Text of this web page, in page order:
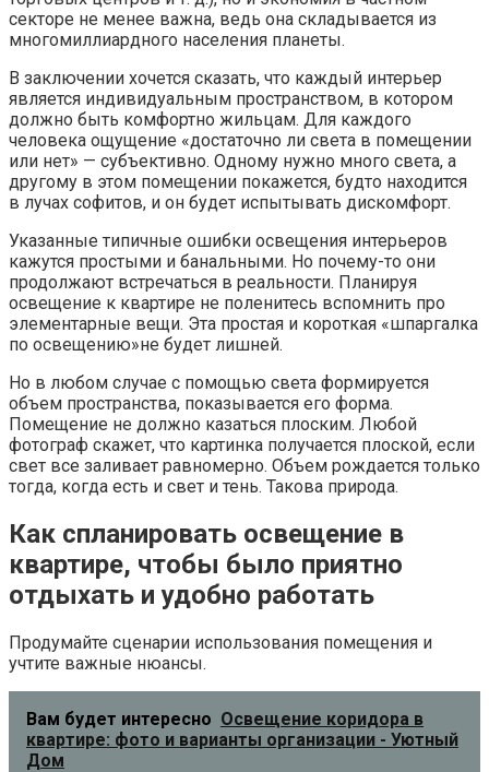
секторе не менее важна, ведь она складывается из
многомиллиардного населения планеты.
В заключении хочется сказать, что каждый интерьер
является индивидуальным пространством, в котором
должно быть комфортно жильцам. Для каждого
человека ощущение «достаточно ли света в помещении
или нет» — субъективно. Одному нужно много света, а
другому в этом помещении покажется, будто находится
в лучах софитов, и он будет испытывать дискомфорт.
Указанные типичные ошибки освещения интерьеров
кажутся простыми и банальными. Но почему-то они
продолжают встречаться в реальности. Планируя
освещение к квартире не поленитесь вспомнить про
элементарные вещи. Эта простая и короткая «шпаргалка
по освещению»не будет лишней.
Но в любом случае с помощью света формируется
объем пространства, показывается его форма.
Помещение не должно казаться плоским. Любой
фотограф скажет, что картинка получается плоской, если
свет все заливает равномерно. Объем рождается только
тогда, когда есть и свет и тень. Такова природа.
Как спланировать освещение в
квартире, чтобы было приятно
отдыхать и удобно работать
Продумайте сценарии использования помещения и
учтите важные нюансы.
Вам будет интересно Освещение коридора в
квартире: фото и варианты организации - Уютный
Дом